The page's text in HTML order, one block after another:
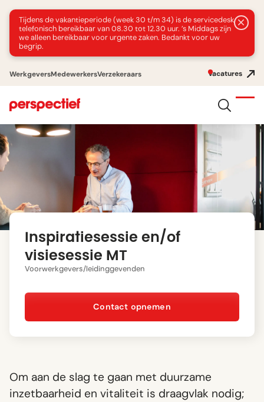
Tijdens de vakantieperiode (week 30 t/m 34) is de servicedesk
telefonisch bereikbaar van 08.30 tot 12.30 uur. ’s Middags zijn
we alleen bereikbaar voor urgente zaken. Bedankt voor uw
begrip.
WerkgeversMedewerkersVerzekeraars Vacatures
Inspiratiesessie en/of
visiesessie MT
Voorwerkgevers/leidinggevenden
Contact opnemen
Om aan de slag te gaan met duurzame
inzetbaarheid en vitaliteit is draagvlak nodig;